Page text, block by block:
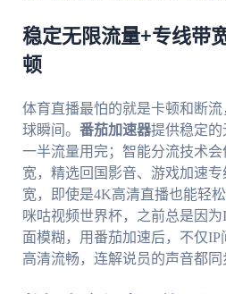
稳定无限流量+专线带
顿
体育直播最怕的就是卡顿和断
球瞬间。 番茄加速器提供稳定的
一半流量用完；智能分流技术
宽，精选回国影音、游戏加速
宽，即使是4K高清直播也能轻
咪咕视频世界杯，之前总是因
面模糊，用番茄加速后，不仅
高清流畅，连解说员的声音都同